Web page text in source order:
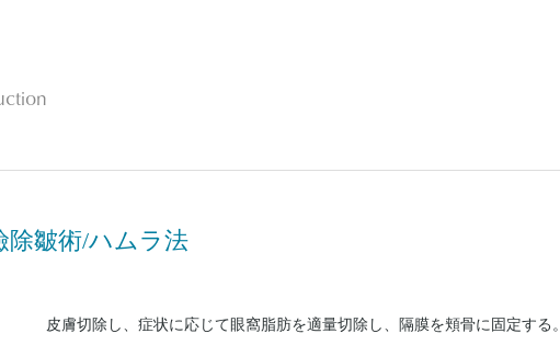
除皺術/ハムラ法
皮膚切除し、症状に応じて眼窩脂肪を適量切除し、隔膜を頬骨に固定する。